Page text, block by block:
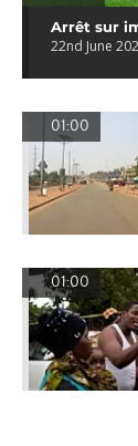
Arrêt sur
22nd June
01:00
01:00